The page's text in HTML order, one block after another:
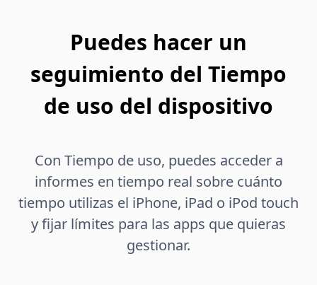
Puedes hacer un
seguimiento del Tiempo
de uso del dispositivo
Con Tiempo de uso, puedes acceder a
informes en tiempo real sobre cuánto
tiempo utilizas el iPhone, iPad o iPod touch
y fijar límites para las apps que quieras
gestionar.